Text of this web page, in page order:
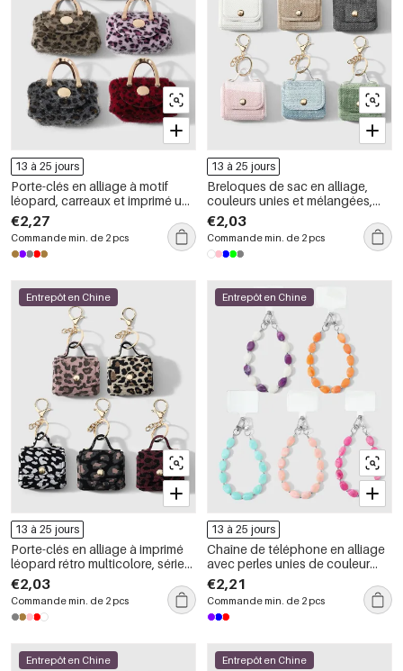
13 à 25 jours
Porte-clés en alliage à motif
léopard, carreaux et imprimé uni,
style rétro, couleurs mélangées,
série simple
€2,27
Commande min. de 2 pcs
13 à 25 jours
Breloques de sac en alliage,
couleurs unies et mélangées,
série simple, pour tous les jours
€2,03
Commande min. de 2 pcs
Entrepôt en Chine
13 à 25 jours
Porte-clés en alliage à imprimé
léopard rétro multicolore, série
simple
€2,03
Commande min. de 2 pcs
Entrepôt en Chine
13 à 25 jours
Chaîne de téléphone en alliage
avec perles unies de couleur
unie, série simple.
€2,21
Commande min. de 2 pcs
Entrepôt en Chine Entrepôt en Chine